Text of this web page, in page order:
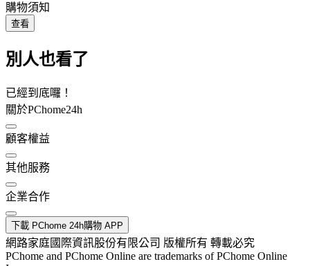
購物須知
查看
別人也看了
已經到底囉！
關於PChome24h
顧客權益
其他服務
企業合作
下載 PChome 24h購物 APP
網路家庭國際資訊股份有限公司 版權所有 轉載必究
PChome and PChome Online are trademarks of PChome Online